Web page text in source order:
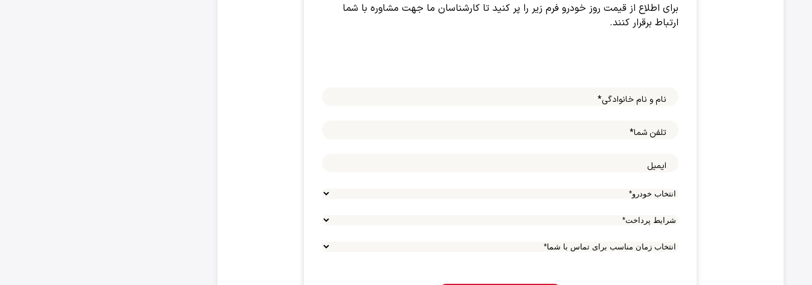
برای اطلاع از قیمت روز خودرو فرم زیر را پر کنید تا کارشناسان ما جهت مشاوره با شما
ارتباط برقرار کنند.
نام و نام خانوادگی*
تلفن شما*
ایمیل
شرایط
پرداخت
انتخاب